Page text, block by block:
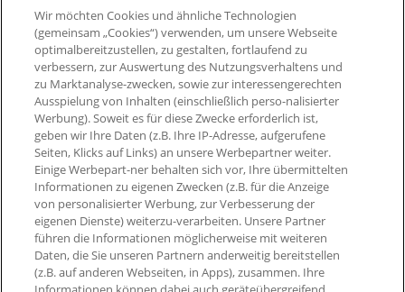
- Stornierte Bestellungen
- Versandkosten
- nicht kombinierbare Gutscheinaktionen
Wir möchten Cookies und ähnliche Technologien
(gemeinsam „Cookies“) verwenden, um unsere Webseite
optimalbereitzustellen, zu gestalten, fortlaufend zu
verbessern, zur Auswertung des Nutzungsverhaltens und
zu Marktanalyse-zwecken, sowie zur interessengerechten
Ausspielung von Inhalten (einschließlich perso-nalisierter
Werbung). Soweit es für diese Zwecke erforderlich ist,
geben wir Ihre Daten (z.B. Ihre IP-Adresse, aufgerufene
Seiten, Klicks auf Links) an unsere Werbepartner weiter.
Einige Werbepart-ner behalten sich vor, Ihre übermittelten
Informationen zu eigenen Zwecken (z.B. für die Anzeige
von personalisierter Werbung, zur Verbesserung der
eigenen Dienste) weiterzu-verarbeiten. Unsere Partner
führen die Informationen möglicherweise mit weiteren
Daten, die Sie unseren Partnern anderweitig bereitstellen
(z.B. auf anderen Webseiten, in Apps), zusammen. Ihre